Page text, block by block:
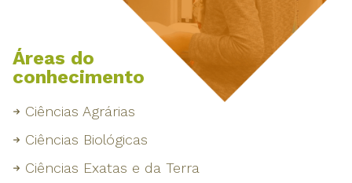
Áreas do
conhecimento
Ciências Agrárias
Ciências Biológicas
Ciências Exatas e da Terra